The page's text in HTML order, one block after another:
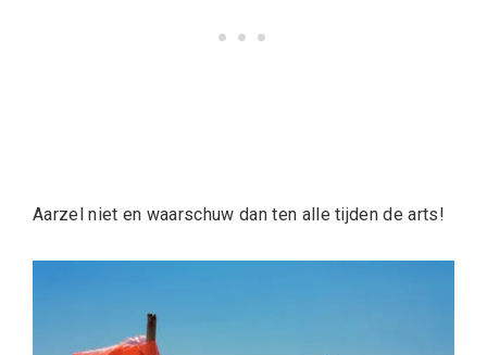
Aarzel niet en waarschuw dan ten alle tijden de arts!